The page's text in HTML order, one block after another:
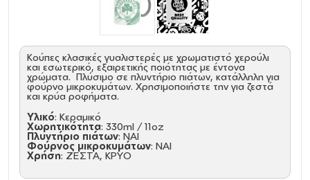
Κούπες κλασικές γυαλιστερές με χρωματιστό χερούλι
και εσωτερικό, εξαιρετικής ποιότητας με έντονα
χρώματα. Πλύσιμο σε πλυντήριο πιάτων, κατάλληλη για
φούρνο μικροκυμάτων. Χρησιμοποιήστε την για ζεστά
και κρύα ροφήματα.
Υλικό: Κεραμικό
Χωρητικότητα: 330ml / 11oz
Πλυντήριο πιάτων: ΝΑΙ
Φούρνος μικροκυμάτων: ΝΑΙ
Χρήση: ΖΕΣΤΑ, ΚΡΥΟ